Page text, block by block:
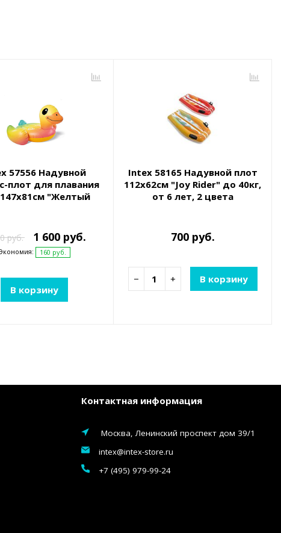
57556 Надувной
плот для плавания
"Желтый
руб. 1 600 руб.
160 руб.
В корзину
Intex 58165 Надувной плот
112х62см "Joy Rider" до 40кг,
от 6 лет, 2 цвета
700 руб.
− + В корзину
Контактная информация
Москва, Ленинский проспект дом 39/1
intex@intex-store.ru
+7 (495) 979-99-24